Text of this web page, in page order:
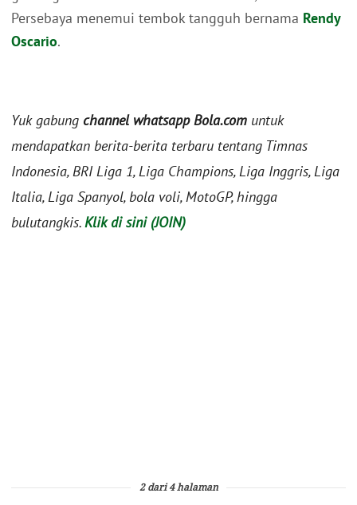
Persebaya menemui tembok tangguh bernama Rendy
Oscario.
Yuk gabung channel whatsapp Bola.com untuk
mendapatkan berita-berita terbaru tentang Timnas
Indonesia, BRI Liga 1, Liga Champions, Liga Inggris, Liga
Italia, Liga Spanyol, bola voli, MotoGP, hingga
bulutangkis.Klik di sini (JOIN)
2 dari 4 halaman